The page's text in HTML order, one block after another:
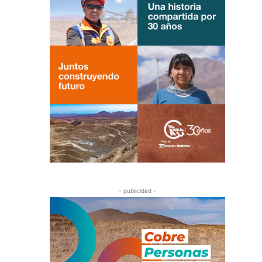
- publicidad -